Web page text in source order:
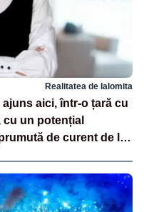
Realitatea de Ialomita
aici, într-o țară cu
un potențial
de curent de la